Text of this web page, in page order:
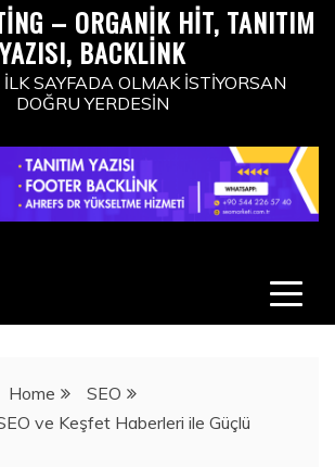
– ORGANIK HIT, TANITIM
YAZISI, BACKLINK
SAYFADA OLMAK İSTIYORSAN
DOĞRU YERDESIN
Home
SEO
ve Keşfet Haberleri ile Güçlü